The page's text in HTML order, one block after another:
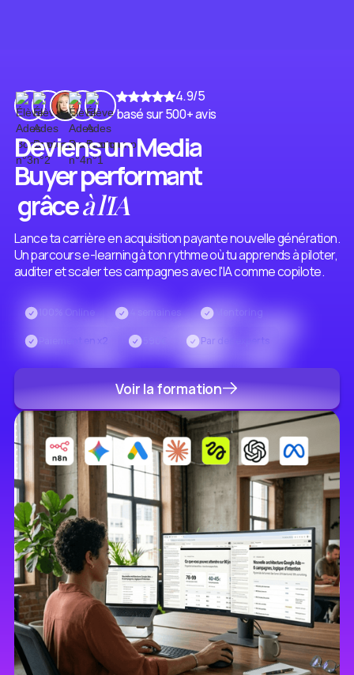
4.9/5
basé sur 500+ avis
Deviens un Media
Buyer performant
grâceà l'IA
Lance ta carrière en acquisition payante nouvelle génération.
Un parcours e-learning à ton rythme où tu apprends à piloter,
auditer et scaler tes campagnes avec l'IA comme copilote.
100% Online 4 semaines Mentoring
Paiement en x2 Par des experts
Voir la formation